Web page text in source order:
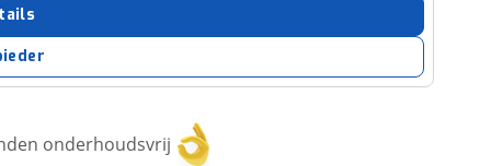
onderhoudsvrij